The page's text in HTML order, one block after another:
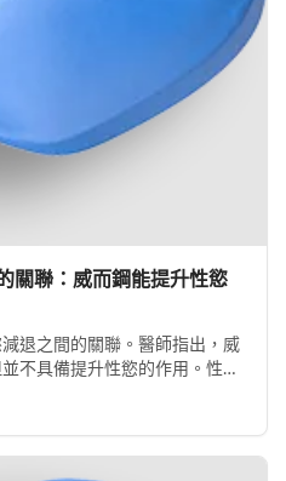
關聯：威而鋼能提升性慾
退之間的關聯。醫師指出，威
不具備提升性慾的作用。性慾